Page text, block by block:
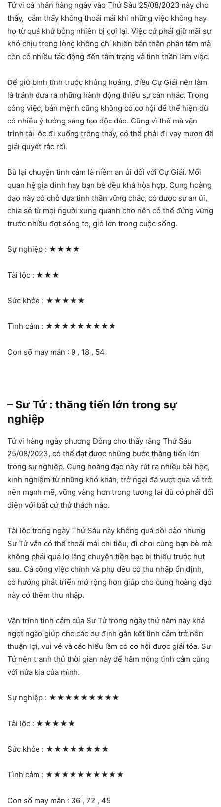
Tử vi cá nhân hàng ngày vào Thứ Sáu 25/08/2023 này cho
thấy, cảm thấy không thoải mái khi những việc không hay
ho từ quá khứ bỗng nhiên bị gợi lại. Việc cứ phải giữ mãi sự
khó chịu trong lòng không chỉ khiến bản thân phân tâm mà
còn có nhiều tác động đến tâm trạng và tinh thần làm việc.
Để giữ bình tĩnh trước khủng hoảng, điều Cự Giải nên làm
là tránh đưa ra những hành động thiếu sự cân nhắc. Trong
công việc, bản mệnh cũng không có cơ hội để thể hiện dù
có nhiều ý tưởng sáng tạo độc đáo. Cũng vì thế mà vận
trình tài lộc đi xuống trông thấy, có thể phải đi vay mượn để
giải quyết rắc rối.
Bù lại chuyện tình cảm là niềm an ủi đối với Cự Giải. Mối
quan hệ gia đình hay bạn bè đều khá hòa hợp. Cung hoàng
đạo này có chỗ dựa tinh thần vững chắc, có được sự an ủi,
chia sẻ từ mọi người xung quanh cho nên có thể đứng vững
trước nhiều đợt sóng to, gió lớn trong cuộc sống.
Sự nghiệp : ★★★★
Tài lộc : ★★★
Sức khỏe : ★★★★★
Tình cảm : ★★★★★★★★★
Con số may mắn : 9 , 18 , 54
– Sư Tử : thăng tiến lớn trong sự
nghiệp
Tử vi hàng ngày phương Đông cho thấy rằng Thứ Sáu
25/08/2023, có thể đạt được những bước thăng tiến lớn
trong sự nghiệp. Cung hoàng đạo này rút ra nhiều bài học,
kinh nghiệm từ những khó khăn, trở ngại đã vượt qua và trở
nên mạnh mẽ, vững vàng hơn trong tương lai dù có phải đối
diện với bất cứ thử thách nào.
Tài lộc trong ngày Thứ Sáu này không quá dồi dào nhưng
Sư Tử vẫn có thể thoải mái chi tiêu, đi chơi cùng bạn bè mà
không phải quá lo lắng chuyện tiền bạc bị thiếu trước hụt
sau. Cả công việc chính và phụ đều có thu nhập ổn định,
có hướng phát triển mở rộng hơn giúp cho cung hoàng đạo
này có thêm thu nhập.
Vận trình tình cảm của Sư Tử trong ngày thứ năm này khá
ngọt ngào giúp cho các dự định gắn kết tình cảm trở nên
thuận lợi, vui vẻ và các hiểu lầm có cơ hội được giải tỏa. Sư
Tử nên tranh thủ thời gian này để hâm nóng tình cảm cùng
với nửa kia của mình.
Sự nghiệp : ★★★★★★★★★
Tài lộc : ★★★★★
Sức khỏe : ★★★★★★★★
Tình cảm : ★★★★★★★★★★
Con số may mắn : 36 , 72 , 45